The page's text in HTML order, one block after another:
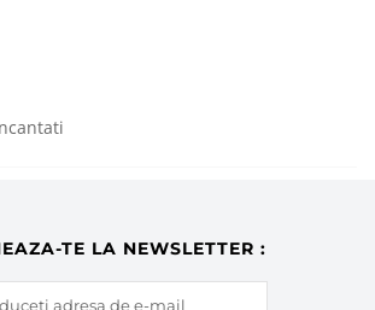
TE LA NEWSLETTER :